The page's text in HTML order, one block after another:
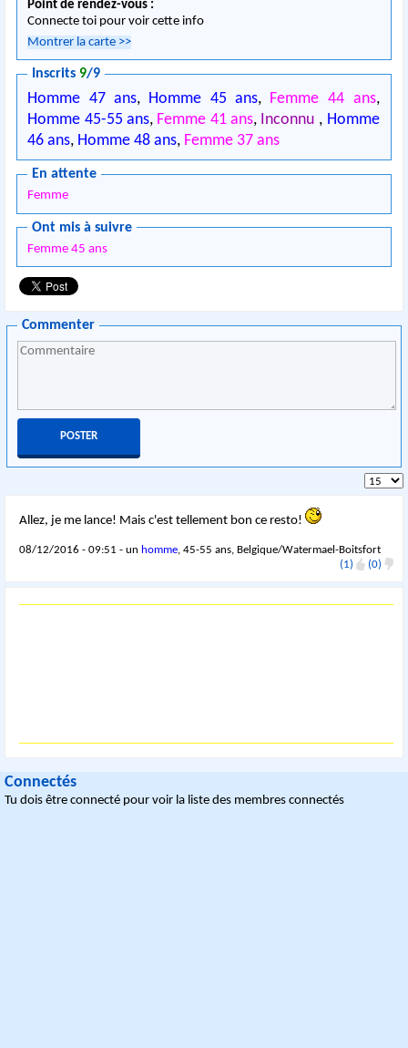
Point de rendez-vous :
Connecte toi pour voir cette info
Montrer la carte >>
Inscrits 9/9
Homme 47 ans, Homme 45 ans, Femme 44 ans,
Homme 45-55 ans, Femme 41 ans, Inconnu , Homme
46 ans, Homme 48 ans, Femme 37 ans
En attente
Femme
Ont mis à suivre
Femme 45 ans
Commenter
Allez, je me lance! Mais c'est tellement bon ce resto!
08/12/2016 - 09:51 - un homme, 45-55 ans, Belgique/Watermael-Boitsfort
(1)
(0)
Connectés
Tu dois être connecté pour voir la liste des membres connectés